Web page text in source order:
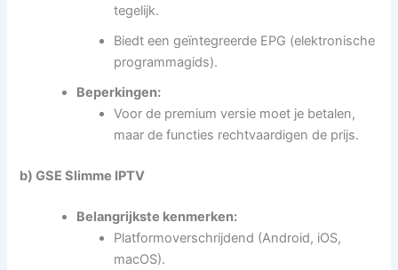
tegelijk.
Biedt een geïntegreerde EPG (elektronische
programmagids).
Beperkingen:
Voor de premium versie moet je betalen,
maar de functies rechtvaardigen de prijs.
b) GSE Slimme IPTV
Belangrijkste kenmerken:
Platformoverschrijdend (Android, iOS,
macOS).